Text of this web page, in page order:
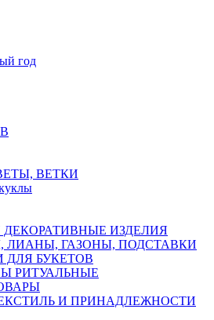
год
ВЕТКИ
ИЗДЕЛИЯ
ЛИАНЫ, ГАЗОНЫ, ПОДСТАВКИ
ДЛЯ БУКЕТОВ
РИТУАЛЬНЫЕ
И ПРИНАДЛЕЖНОСТИ